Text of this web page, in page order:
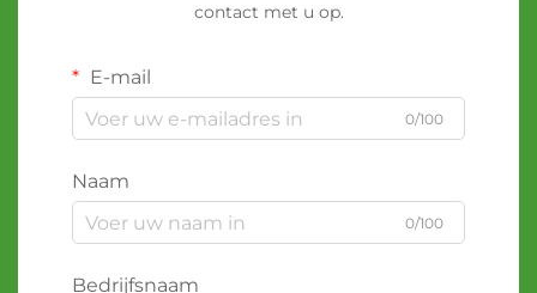
contact met u op.
E-mail
0/100
Naam
0/100
Bedrijfsnaam